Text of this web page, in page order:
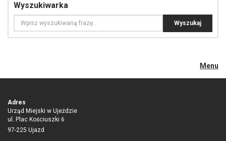
Wyszukiwarka
Menu
Adres
Urząd Miejski w Ujeździe
ul. Plac Kościuszki 6
97-225 Ujazd